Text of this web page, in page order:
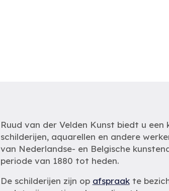
Ruud van der Velden Kunst biedt u een
schilderijen, aquarellen en andere
van Nederlandse- en Belgische
periode van 1880 tot heden.
De schilderijen zijn op afspraakte